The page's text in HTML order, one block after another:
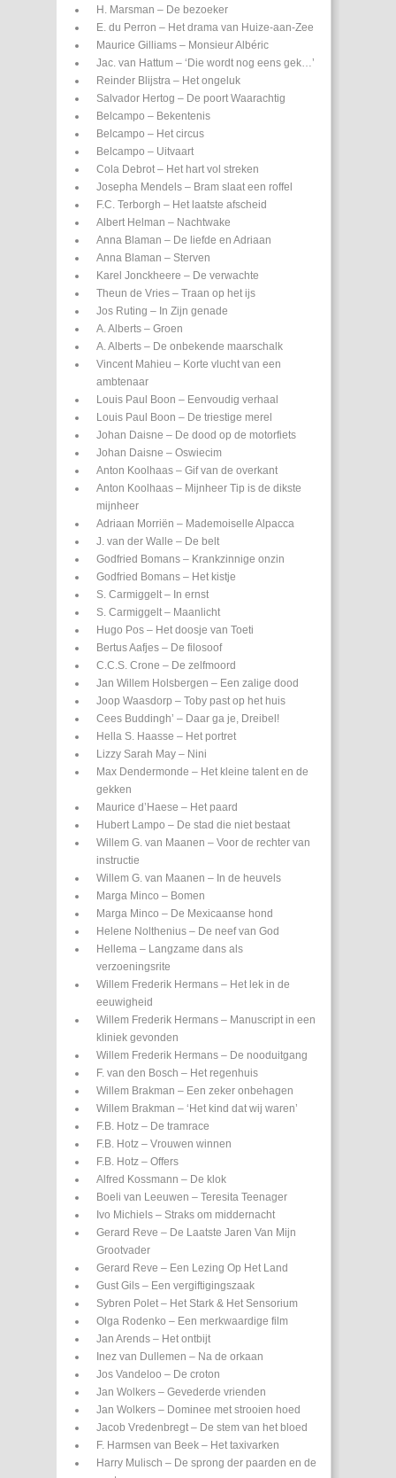
H. Marsman – De bezoeker
E. du Perron – Het drama van Huize-aan-Zee
Maurice Gilliams – Monsieur Albéric
Jac. van Hattum – ‘Die wordt nog eens gek…’
Reinder Blijstra – Het ongeluk
Salvador Hertog – De poort Waarachtig
Belcampo – Bekentenis
Belcampo – Het circus
Belcampo – Uitvaart
Cola Debrot – Het hart vol streken
Josepha Mendels – Bram slaat een roffel
F.C. Terborgh – Het laatste afscheid
Albert Helman – Nachtwake
Anna Blaman – De liefde en Adriaan
Anna Blaman – Sterven
Karel Jonckheere – De verwachte
Theun de Vries – Traan op het ijs
Jos Ruting – In Zijn genade
A. Alberts – Groen
A. Alberts – De onbekende maarschalk
Vincent Mahieu – Korte vlucht van een
ambtenaar
Louis Paul Boon – Eenvoudig verhaal
Louis Paul Boon – De triestige merel
Johan Daisne – De dood op de motorfiets
Johan Daisne – Oswiecim
Anton Koolhaas – Gif van de overkant
Anton Koolhaas – Mijnheer Tip is de dikste
mijnheer
Adriaan Morriën – Mademoiselle Alpacca
J. van der Walle – De belt
Godfried Bomans – Krankzinnige onzin
Godfried Bomans – Het kistje
S. Carmiggelt – In ernst
S. Carmiggelt – Maanlicht
Hugo Pos – Het doosje van Toeti
Bertus Aafjes – De filosoof
C.C.S. Crone – De zelfmoord
Jan Willem Holsbergen – Een zalige dood
Joop Waasdorp – Toby past op het huis
Cees Buddingh’ – Daar ga je, Dreibel!
Hella S. Haasse – Het portret
Lizzy Sarah May – Nini
Max Dendermonde – Het kleine talent en de
gekken
Maurice d’Haese – Het paard
Hubert Lampo – De stad die niet bestaat
Willem G. van Maanen – Voor de rechter van
instructie
Willem G. van Maanen – In de heuvels
Marga Minco – Bomen
Marga Minco – De Mexicaanse hond
Helene Nolthenius – De neef van God
Hellema – Langzame dans als
verzoeningsrite
Willem Frederik Hermans – Het lek in de
eeuwigheid
Willem Frederik Hermans – Manuscript in een
kliniek gevonden
Willem Frederik Hermans – De nooduitgang
F. van den Bosch – Het regenhuis
Willem Brakman – Een zeker onbehagen
Willem Brakman – ‘Het kind dat wij waren’
F.B. Hotz – De tramrace
F.B. Hotz – Vrouwen winnen
F.B. Hotz – Offers
Alfred Kossmann – De klok
Boeli van Leeuwen – Teresita Teenager
Ivo Michiels – Straks om middernacht
Gerard Reve – De Laatste Jaren Van Mijn
Grootvader
Gerard Reve – Een Lezing Op Het Land
Gust Gils – Een vergiftigingszaak
Sybren Polet – Het Stark & Het Sensorium
Olga Rodenko – Een merkwaardige film
Jan Arends – Het ontbijt
Inez van Dullemen – Na de orkaan
Jos Vandeloo – De croton
Jan Wolkers – Gevederde vrienden
Jan Wolkers – Dominee met strooien hoed
Jacob Vredenbregt – De stem van het bloed
F. Harmsen van Beek – Het taxivarken
Harry Mulisch – De sprong der paarden en de